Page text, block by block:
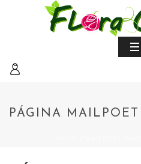
PÁGINA MAILPOET